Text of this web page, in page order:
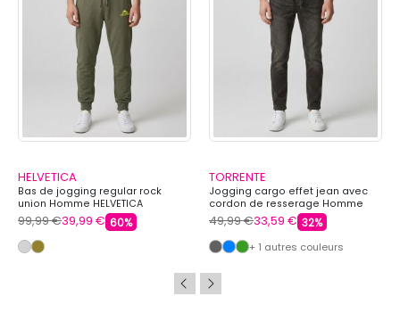
HELVETICA
Bas de jogging regular rock
union Homme HELVETICA
99,99 €39,99 € 60%
TORRENTE
Jogging cargo effet jean avec
cordon de resserage Homme
TORRENTE
49,99 €33,59 € 32%
+ 1 autres couleurs